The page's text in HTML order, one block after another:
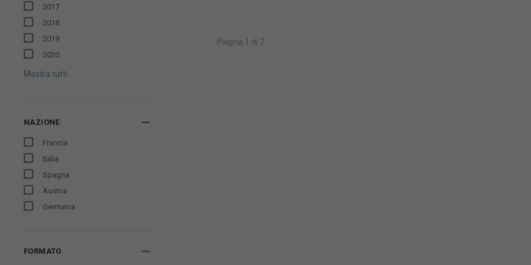
Pagina 1 di 7
2017
2018
2019
2020
Mostra tutti
NAZIONE
Francia
Italia
Spagna
Austria
Germania
FORMATO